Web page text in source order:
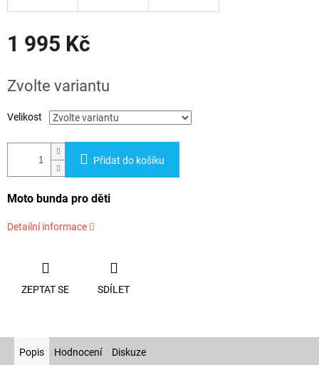
1 995 Kč
cena:
Zvolte variantu
Velikost
Přidat do košíku
Moto bunda pro děti
Detailní informace
ZEPTAT SE SDÍLET
Popis Hodnocení Diskuze